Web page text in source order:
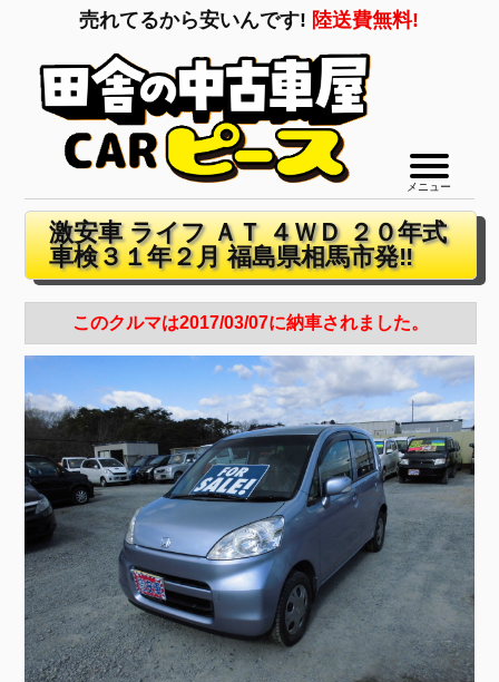
売れてるから安いんです! 陸送費無料!
メニュー
激安車 ライフ ＡＴ ４ＷＤ ２０年式
車検３１年２月 福島県相馬市発‼
このクルマは2017/03/07に納車されました。